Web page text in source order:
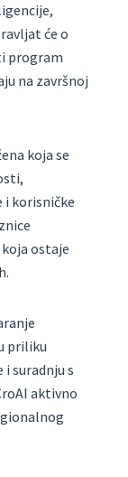
će o
program
na završnoj
koja se
korisničke
koja ostaje
priliku
suradnju s
aktivno